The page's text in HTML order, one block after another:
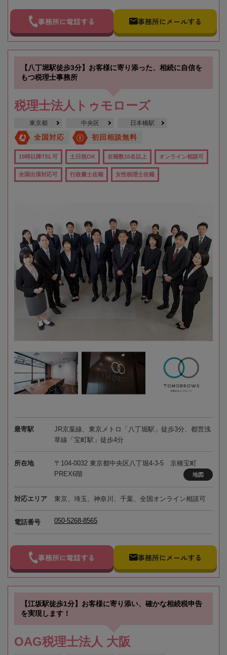
事務所に電話する 事務所にメールする
【八丁堀駅徒歩3分】お客様に寄り添った、相続に自信を
もつ税理士事務所
税理士法人トゥモローズ
東京都 中央区 日本橋駅
全国対応 初回相談無料
19時以降TEL可 土日祝OK 在籍数10名以上 オンライン相談可
全国出張対応可 行政書士在籍 女性税理士在籍
最寄駅
JR京葉線、東京メトロ「八丁堀駅」徒歩3分、都営浅
草線「宝町駅」徒歩4分
所在地
〒104-0032 東京都中央区八丁堀4-3-5 京橋宝町
PREX6階
地図
対応エリア 東京、埼玉、神奈川、千葉、全国オンライン相談可
電話番号 050-5268-8565
事務所に電話する 事務所にメールする
【江坂駅徒歩1分】お客様に寄り添い、確かな相続税申告
を実現します！
OAG税理士法人 大阪